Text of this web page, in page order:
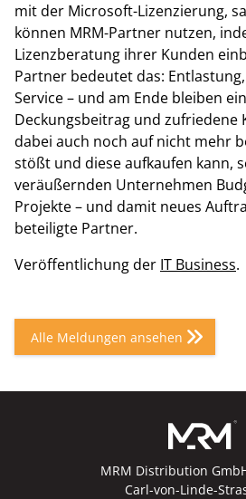
mit der Microsoft-Lizenzierung,
können MRM-Partner nutzen,
Lizenzberatung ihrer Kunden
Partner bedeutet das:
Service – und am Ende bleiben
Deckungsbeitrag und zufriedene
dabei auch noch auf nicht mehr
stößt und diese aufkaufen kann,
veräußernden Unternehmen
Projekte – und damit neues
beteiligte Partner.
Veröffentlichung der IT Business.
Alle Meldungen ansehen
MRM Distribution
Carl-von-Linde-